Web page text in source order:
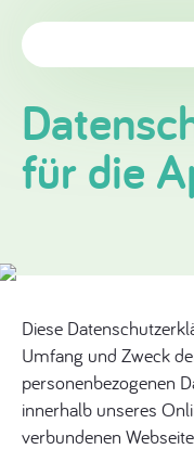
für die
Diese
Umfang und Zweck
personenbezogenen
innerhalb unseres
verbundenen